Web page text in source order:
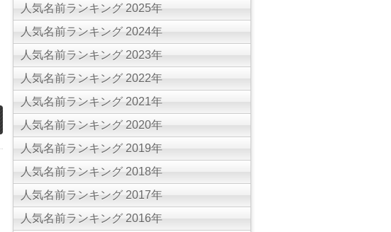
人気名前ランキング 2025年
人気名前ランキング 2024年
人気名前ランキング 2023年
人気名前ランキング 2022年
人気名前ランキング 2021年
人気名前ランキング 2020年
人気名前ランキング 2019年
人気名前ランキング 2018年
人気名前ランキング 2017年
人気名前ランキング 2016年